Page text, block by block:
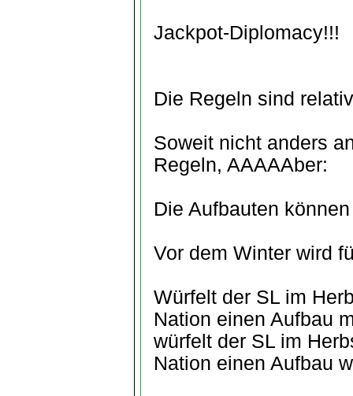
Jackpot-Diplomacy!!!
Die Regeln sind
Soweit nicht anders
Regeln, AAAAAber:
Die Aufbauten
Vor dem Winter wird
Würfelt der SL im
Nation einen Aufbau
würfelt der SL im
Nation einen Aufbau